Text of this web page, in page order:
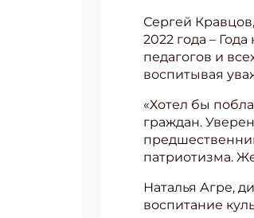
Сергей
2022 года –
педагогов и
воспитывая
«Хотел бы
граждан.
патриотизма.
Наталья Агре,
воспитание